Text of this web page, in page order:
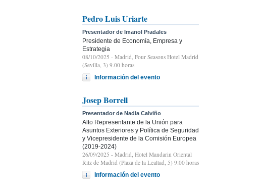
Pedro Luis Uriarte
Presentador de Imanol Pradales
Presidente de Economía, Empresa y
Estrategia
08/10/2025 - Madrid, Four Seasons Hotel Madrid
(Sevilla, 3) 9.00 horas
Información del evento
Josep Borrell
Presentador de Nadia Calviño
Alto Representante de la Unión para
Asuntos Exteriores y Política de Seguridad
y Vicepresidente de la Comisión Europea
(2019-2024)
26/09/2025 - Madrid, Hotel Mandarin Oriental
Ritz de Madrid (Plaza de la Lealtad, 5) 9:00 horas
Información del evento